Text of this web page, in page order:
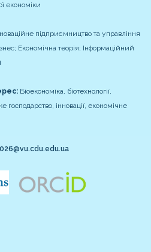
економіки
підприємництво та управління
Економічна теорія; Інформаційний
Біоекономіка, біотехнології,
господарство, інновації, економічне